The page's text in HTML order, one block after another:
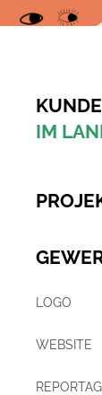
IM
LOGO
WEBSITE